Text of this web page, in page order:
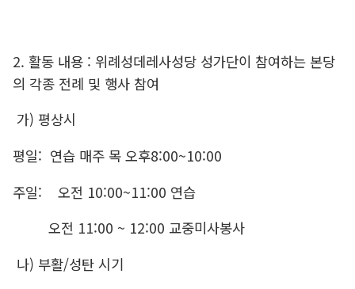
2. 활동 내용 : 위례성데레사성당 성가단이 참여하는 본당
의 각종 전례 및 행사 참여
가) 평상시
평일: 연습 매주 목 오후8:00~10:00
주일: 오전 10:00~11:00 연습
오전 11:00 ~ 12:00 교중미사봉사
나) 부활/성탄 시기